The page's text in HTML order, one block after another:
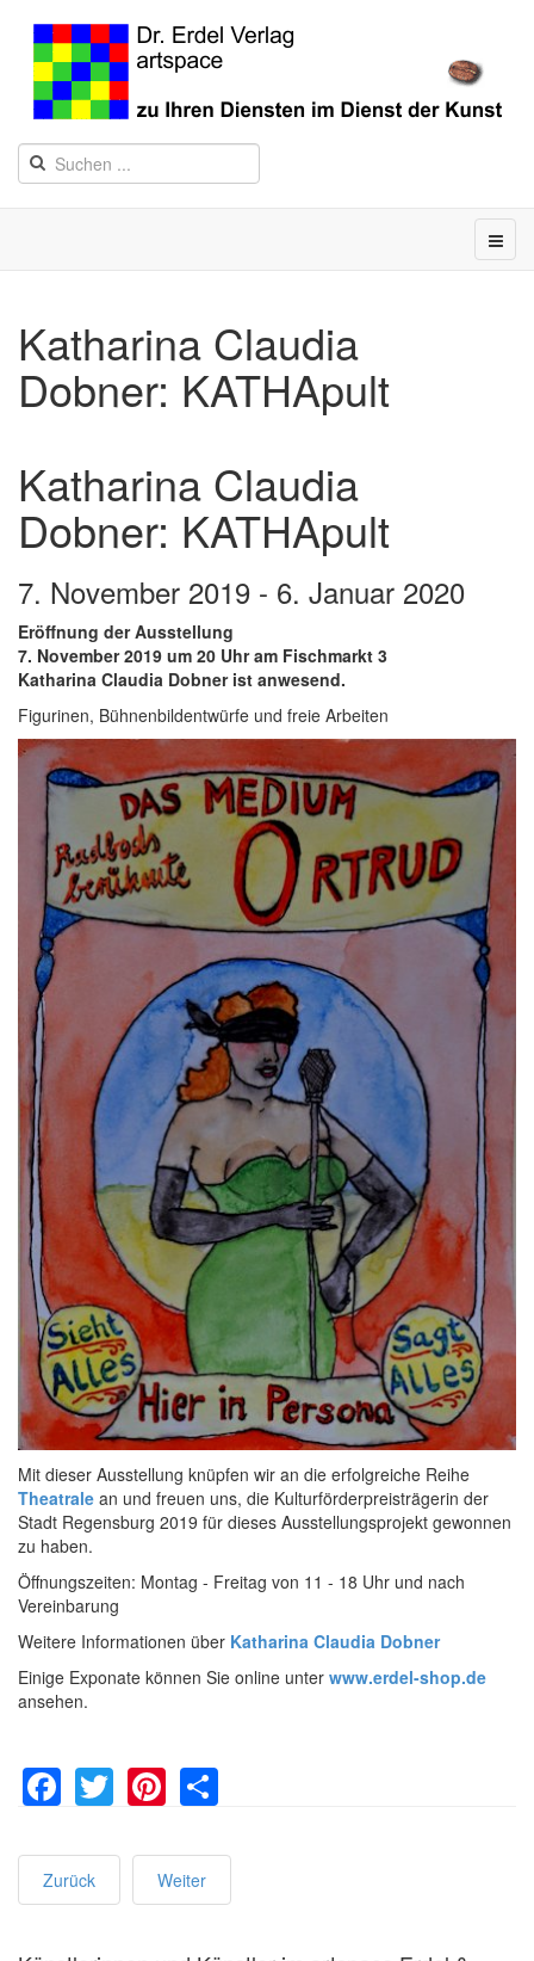
Katharina Claudia
Dobner: KATHApult
Katharina Claudia
Dobner: KATHApult
7. November 2019 - 6. Januar 2020
Eröffnung der Ausstellung
7. November 2019 um 20 Uhr am Fischmarkt 3
Katharina Claudia Dobner ist anwesend.
Figurinen, Bühnenbildentwürfe und freie Arbeiten
Mit dieser Ausstellung knüpfen wir an die erfolgreiche Reihe
Theatrale an und freuen uns, die Kulturförderpreisträgerin der
Stadt Regensburg 2019 für dieses Ausstellungsprojekt gewonnen
zu haben.
Öffnungszeiten: Montag - Freitag von 11 - 18 Uhr und nach
Vereinbarung
Weitere Informationen über Katharina Claudia Dobner
Einige Exponate können Sie online unter www.erdel-shop.de
ansehen.
Facebook
TwitterPinterest
Zurück Weiter